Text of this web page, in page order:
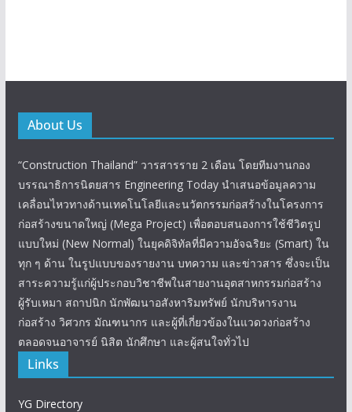
About Us
“Construction Thailand” วารสารราย 2 เดือน โดยทีมงานกอง
บรรณาธิการนิตยสาร Engineering Today นำเสนอข้อมูลความ
เคลื่อนไหวทางด้านเทคโนโลยีและนวัตกรรมก่อสร้างในโครงการ
ก่อสร้างขนาดใหญ่ (Mega Project) เพื่อตอบสนองการใช้ชีวิตรูป
แบบใหม่ (New Normal) ในยุคดิจิทัลที่มีความอัจฉริยะ (Smart) ใน
ทุก ๆ ด้าน ในรูปแบบของรายงาน บทความ และข่าวสาร ซึ่งจะเป็น
สาระความรู้แก่ผู้ประกอบวิชาชีพในสายงานอุตสาหกรรมก่อสร้าง
ผู้รับเหมา สถาปนิก นักพัฒนาอสังหาริมทรัพย์ นักบริหารงาน
ก่อสร้าง วิศวกร มัณฑนากร และผู้ที่เกี่ยวข้องในแวดวงก่อสร้าง
ตลอดจนอาจารย์ นิสิต นักศึกษา และผู้สนใจทั่วไป
Links
YG Directory